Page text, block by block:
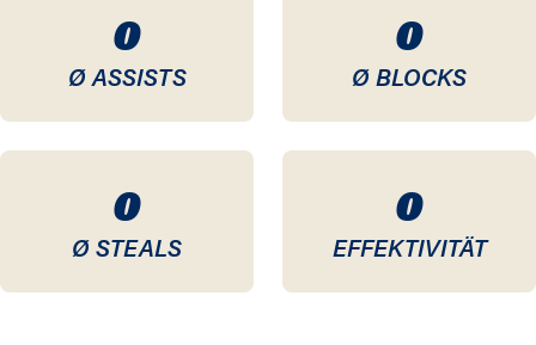
0
Ø ASSISTS
0
Ø BLOCKS
0
Ø STEALS
0
EFFEKTIVITÄT